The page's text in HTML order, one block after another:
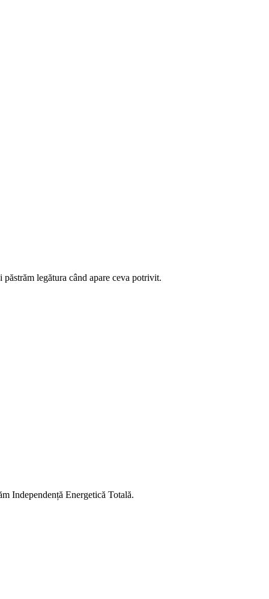
legătura când apare ceva potrivit.
Independență Energetică Totală.